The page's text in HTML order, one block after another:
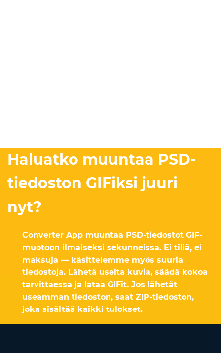
Haluatko muuntaa PSD-
tiedoston GIFiksi juuri
nyt?
Converter App muuntaa PSD-tiedostot GIF-
muotoon ilmaiseksi sekunneissa. Ei tiliä, ei
maksuja — käsittelemme myös suuria
tiedostoja. Lähetä useita kuvia, säädä kokoa
tarvittaessa ja lataa GIFit. Jos lähetät
useamman tiedoston, saat ZIP-tiedoston,
joka sisältää kaikki tulokset.